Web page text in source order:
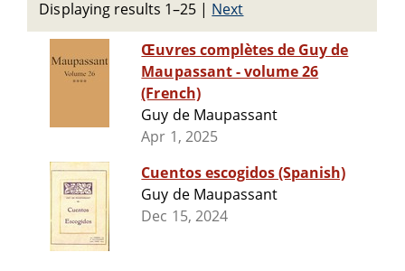
Displaying results 1–25 | Next
Œuvres complètes de Guy de
Maupassant - volume 26
(French)
Guy de Maupassant
Apr 1, 2025
Cuentos escogidos (Spanish)
Guy de Maupassant
Dec 15, 2024